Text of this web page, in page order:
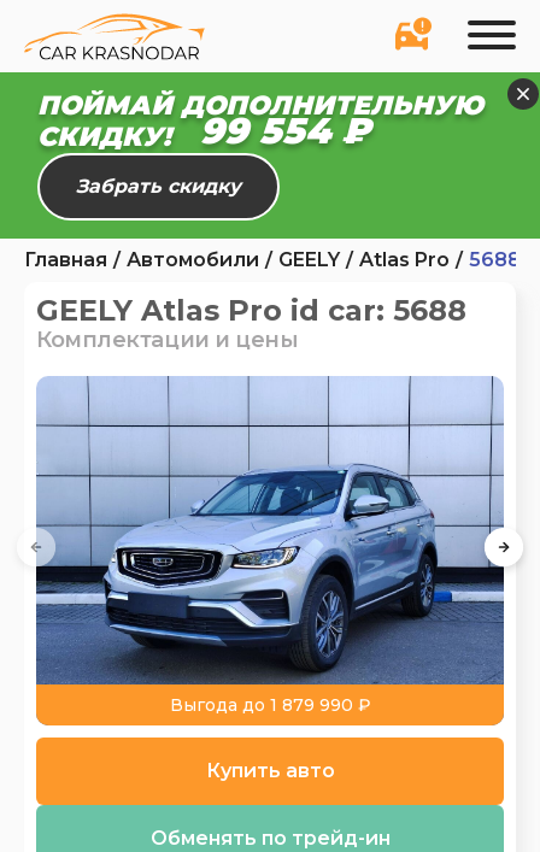
ПОЙМАЙ ДОПОЛНИТЕЛЬНУЮ
СКИДКУ!
99 554 ₽
Забрать скидку
Главная Автомобили GEELY Atlas Pro 5688
GEELY Atlas Pro id car: 5688
Комплектации и цены
Выгода до 1 879 990 ₽
Купить авто
Обменять по трейд-ин